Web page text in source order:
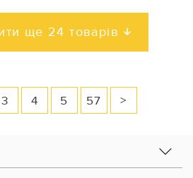
ще 24 товарів
3 4 5 57 >